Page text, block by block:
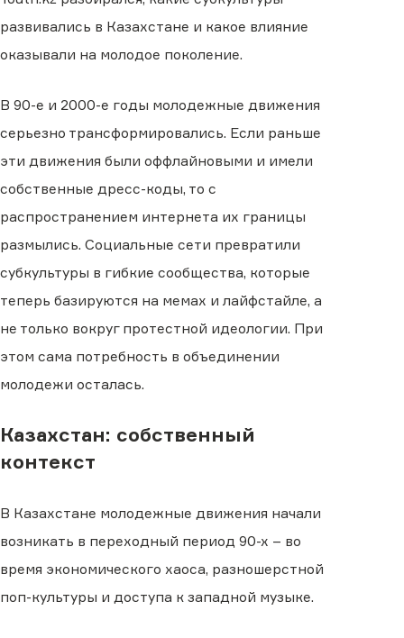
развивались в Казахстане и какое влияние
оказывали на молодое поколение.
В 90-е и 2000-е годы молодежные движения
серьезно трансформировались. Если раньше
эти движения были оффлайновыми и имели
собственные дресс-коды, то с
распространением интернета их границы
размылись. Социальные сети превратили
субкультуры в гибкие сообщества, которые
теперь базируются на мемах и лайфстайле, а
не только вокруг протестной идеологии. При
этом сама потребность в объединении
молодежи осталась.
Казахстан: собственный
контекст
В Казахстане молодежные движения начали
возникать в переходный период 90-х – во
время экономического хаоса, разношерстной
поп-культуры и доступа к западной музыке.